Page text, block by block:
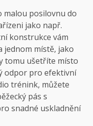
malou posilovnu do
jako např.
konstrukce vám
jednom místě, jako
tomu ušetříte místo
odpor pro efektivní
trénink, můžete
pás s
snadné uskladnění